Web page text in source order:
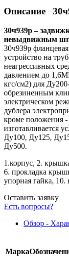
Описание
30ч939р –
невыдвижным
30ч939р
устройство на
неагрессивных
давлением до
кгс/см2) для
обрезиненным
электрическом
дублера
кроме положения -
изготавливается
Ду100, Ду125,
Ду500.
1.корпус, 2.
6. прокладка
упорная гайка, 10.
Оставить заявку
Есть вопросы?
Обзор -
Марка